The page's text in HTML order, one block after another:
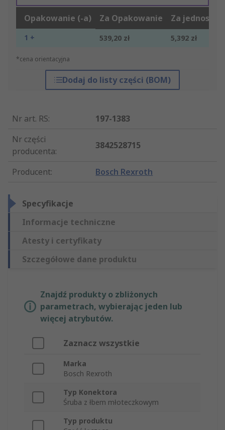
Opakowanie (-a) Za Opakowanie Za
1 + 539,20 zł 5,392 zł
*cena orientacyjna
Dodaj do listy części (BOM)
Nr art. RS:
197-1383
Nr części
producenta:
3842528715
Producent: Bosch Rexroth
Specyfikacje
Informacje techniczne
Atesty i certyfikaty
Szczegółowe dane produktu
Znajdź produkty o zbliżonych
parametrach, wybierając jeden lub
więcej atrybutów.
Zaznacz wszystkie
Marka
Bosch Rexroth
Typ Konektora
Śruba z łbem młoteczkowym
Typ produktu